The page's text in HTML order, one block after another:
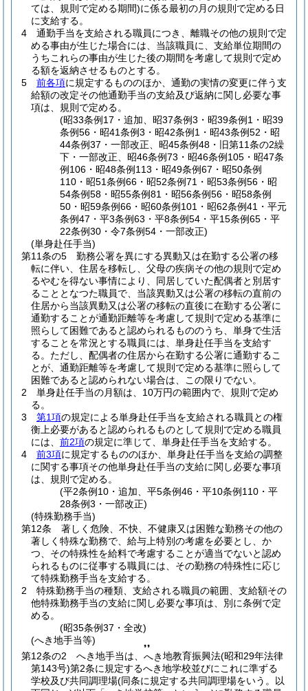
ては、規則で定める期間)に係る最初の月の規則で定める日
に支給する。
4
通勤手当を支給される職員につき、離職その他の規則で定
める事由が生じた場合には、当該職員に、支給単位期間の
うちこれらの事由が生じた後の期間を考慮して規則で定め
る額を返納させるものとする。
5
前各項に規定するもののほか、通勤の実情の変更に伴う支
給額の改定その他通勤手当の支給及び返納に関し必要な事
項は、規則で定める。
(昭33条例17・追加、昭37条例3・昭39条例1・昭39
条例56・昭41条例3・昭42条例1・昭43条例52・昭
44条例37・一部改正、昭45条例48・旧第11条の2繰
下・一部改正、昭46条例73・昭46条例105・昭47条
例106・昭48条例113・昭49条例67・昭50条例
110・昭51条例66・昭52条例71・昭53条例56・昭
54条例58・昭55条例81・昭56条例56・昭58条例
50・昭59条例66・昭60条例101・昭62条例41・平元
条例47・平3条例63・平8条例54・平15条例65・平
22条例30・令7条例54・一部改正)
(単身赴任手当)
第11条の5
勤務公署を異にする異動又は在勤する公署の移
転に伴い、住居を移転し、父母の疾病その他の規則で定め
るやむを得ない事情により、同居していた配偶者と別居す
ることとなつた職員で、当該異動又は公署の移転の直前の
住居から当該異動又は公署の移転の直後に在勤する公署に
通勤することが通勤距離等を考慮して規則で定める基準に
照らして困難であると認められるもののうち、単身で生活
することを常況とする職員には、単身赴任手当を支給す
る。 ただし、配偶者の住居から在勤する公署に通勤するこ
とが、通勤距離等を考慮して規則で定める基準に照らして
困難であると認められない場合は、この限りでない。
2
単身赴任手当の月額は、10万円の範囲内で、規則で定め
る。
3
第1項の規定による単身赴任手当を支給される職員との権
衡上必要があると認められるものとして規則で定める職員
には、 前2項の規定に準じて、単身赴任手当を支給する。
4
前3項に規定するもののほか、単身赴任手当を支給の調整
に関する事項その他単身赴任手当の支給に関し必要な事項
は、規則で定める。
(平2条例10・追加、平5条例46・平10条例110・平
28条例3・一部改正)
(特殊勤務手当)
第12条
著しく危険、不快、不健康又は困難な勤務その他の
著しく特殊な勤務で、給与上特別の考慮を必要とし、か
つ、その特殊性を給料で考慮することが適当でないと認め
られるものに従事する職員には、その勤務の特殊性に応じ
て特殊勤務手当を支給する。
2
特殊勤務手当の種類、支給される職員の範囲、支給額その
他特殊勤務手当の支給に関し必要な事項は、別に条例で定
める。
(昭35条例37・全改)
(へき地手当等)
第12条の2
へき地手当は、 へき
❜❜
地教育振興法(昭和29年法律
第143号)第2条に規定するへき地学校並びにこれに準ずる
学校及び共同調理場(同条に規定する共同調理場をいう。以